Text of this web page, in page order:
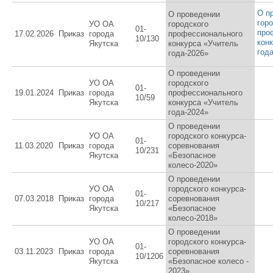
17.02.2026 Приказ
УО ОА
города
Якутска
01-
10/130
О проведении
городского
профессионального
конкурса «Учитель
года-2026»
О
19.01.2024 Приказ
УО ОА
города
Якутска
01-
10/59
О проведении
городского
профессионального
конкурса «Учитель
года-2024»
11.03.2020 Приказ
УО ОА
города
Якутска
01-
10/231
О проведении
городского конкурса-
соревнования
«Безопасное
колесо-2020»
07.03.2018 Приказ
УО ОА
города
Якутска
01-
10/217
О проведении
городского конкурса-
соревнования
«Безопасное
колесо-2018»
03.11.2023 Приказ
УО ОА
города
Якутска
01-
10/1206
О проведении
городского конкурса-
соревнования
«Безопасное колесо -
2023»